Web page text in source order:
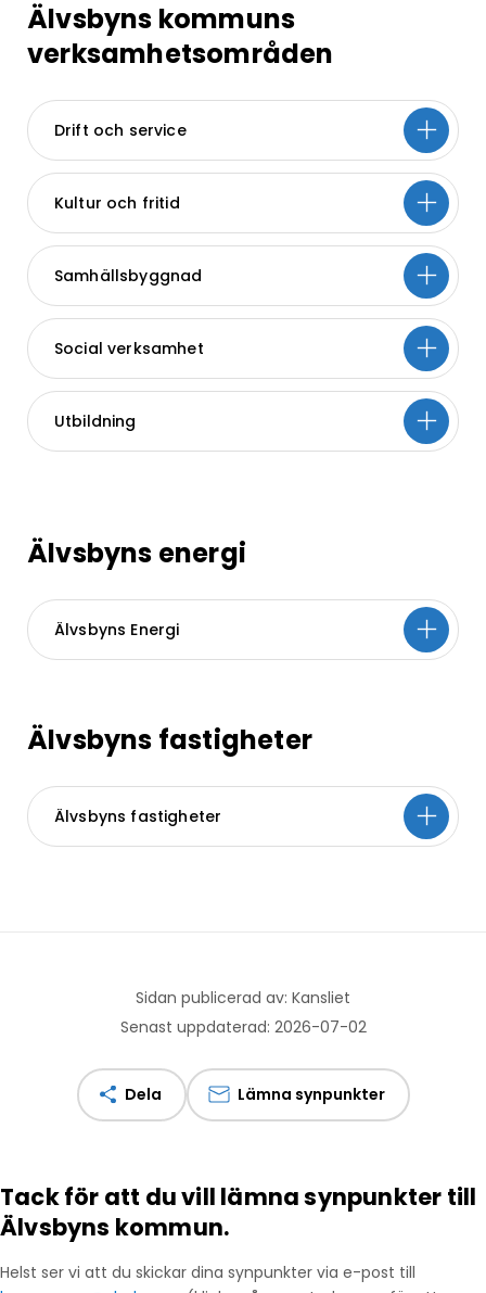
Älvsbyns kommuns
verksamhetsområden
Drift och service
Kultur och fritid
Samhällsbyggnad
Social verksamhet
Utbildning
Älvsbyns energi
Älvsbyns Energi
Älvsbyns fastigheter
Älvsbyns fastigheter
Sidan publicerad av: Kansliet
Senast uppdaterad: 2026-07-02
Dela Lämna synpunkter
Tack för att du vill lämna synpunkter till
Älvsbyns kommun.
Helst ser vi att du skickar dina synpunkter via e-post till